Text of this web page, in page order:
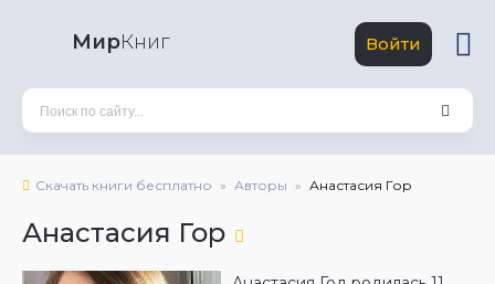
МирКниг Войти
Скачать книги бесплатно Авторы Анастасия Гор
Анастасия Гор